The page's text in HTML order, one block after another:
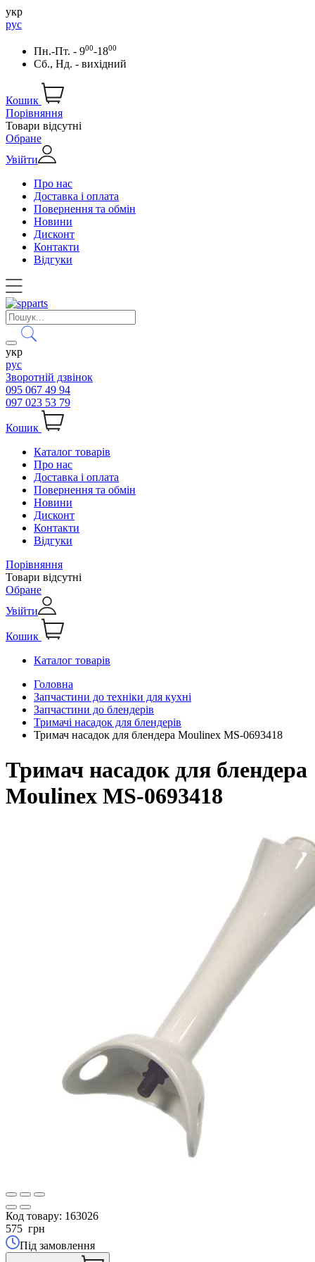
укр
рус
Пн.-Пт. - 900-1800
Сб., Нд. - вихідний
Кошик
Порівняння
Товари відсутні
Обране
Увійти
Про нас
Доставка і оплата
Повернення та обмін
Новини
Дисконт
Контакти
Відгуки
укр
рус
Зворотній дзвінок
095 067 49 94
097 023 53 79
Кошик
Каталог товарів
Про нас
Доставка і оплата
Повернення та обмін
Новини
Дисконт
Контакти
Відгуки
Порівняння
Товари відсутні
Обране
Увійти
Кошик
Каталог товарів
Головна
Запчастини до техніки для кухні
Запчастини до блендерів
Тримачі насадок для блендерів
Тримач насадок для блендера Moulinex MS-0693418
Тримач насадок для блендера
Moulinex MS-0693418
Код товару: 163026
575 грн
Під замовлення